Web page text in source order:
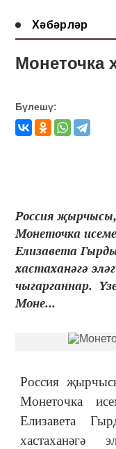
Хәбәрләр
Монеточка
Бүлешү:
Россия
Монеточка
Елизавета
хастаханәгә
чыгарганнар.
Моне...
Россия
Монеточка
Елизавета
хастаханәгә